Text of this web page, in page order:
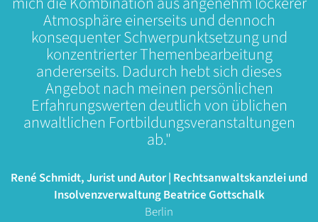
Atmosphäre einerseits und dennoch
konsequenter Schwerpunktsetzung und
konzentrierter Themenbearbeitung
andererseits. Dadurch hebt sich dieses
Angebot nach meinen persönlichen
Erfahrungswerten deutlich von üblichen
anwaltlichen Fortbildungsveranstaltungen
ab."
René Schmidt, Jurist und Autor | Rechtsanwaltskanzlei und
Insolvenzverwaltung Beatrice Gottschalk
Berlin